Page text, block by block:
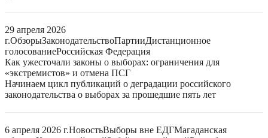
29 апреля 2026
г.ОбзорыЗаконодательствоПартииДистанционное
голосованиеРоссийская Федерация
Как ужесточали законы о выборах: ограничения для
«экстремистов» и отмена ПСГ
Начинаем цикл публикаций о деградации российского
законодательства о выборах за прошедшие пять лет
6 апреля 2026 г.НовостьВыборы вне ЕДГМагаданская